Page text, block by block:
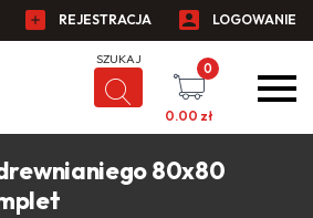
REJESTRACJA LOGOWANIE
0
0.00 zł
80x80